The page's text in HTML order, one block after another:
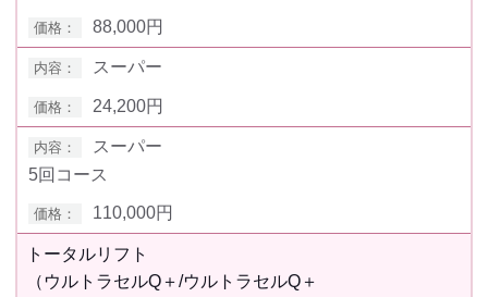
88,000円
スーパー
24,200円
スーパー
5回コース
110,000円
トータルリフト
（ウルトラセルQ＋/ウルトラセルQ＋